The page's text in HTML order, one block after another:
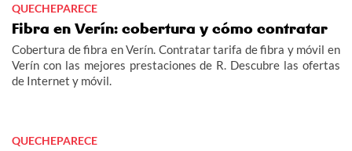
QUECHEPARECE
Fibra en Verín: cobertura y cómo contratar
Cobertura de fibra en Verín. Contratar tarifa de fibra y móvil en
Verín con las mejores prestaciones de R. Descubre las ofertas
de Internet y móvil.
QUECHEPARECE